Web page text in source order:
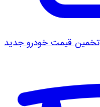
تخمین قیمت خودروجدید